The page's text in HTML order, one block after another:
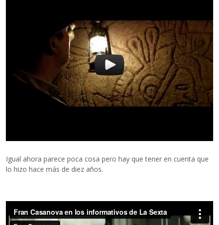
Igual ahora parece poca cosa pero hay que tener en cuenta que
lo hizo hace más de diez años.